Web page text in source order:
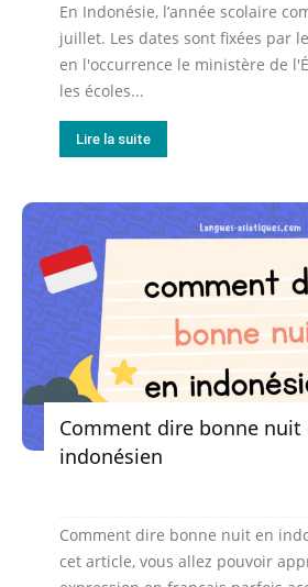
En Indonésie, l’année scolaire
juillet. Les dates sont fixées par
en l'occurrence le ministère de
les écoles...
Lire la suite
Comment dire bonne nuit
indonésien
Comment dire bonne nuit en
cet article, vous allez pouvoir